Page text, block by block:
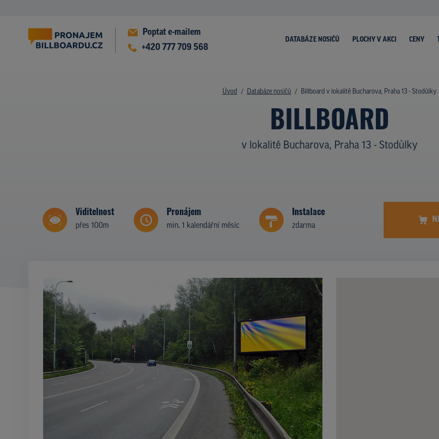
Poptat e-mailem
+420 777 709 568
DATABÁZE NOSIČŮ PLOCHY V AKCI CENY
Úvod Databáze nosičů Billboard v lokalitě Bucharova, Praha 13 - Stodůlky
BILLBOARD
v lokalitě Bucharova, Praha 13 - Stodůlky
Viditelnost
přes 100m
Pronájem
min. 1 kalendářní měsíc
Instalace
zdarma